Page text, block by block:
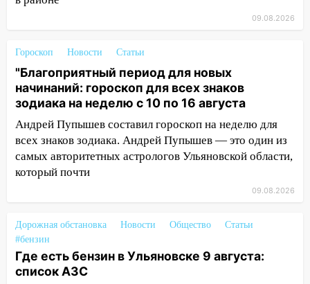
крупный град
12:11 Где есть бензин в Ульяновске 9
августа: список АЗС
11:55 Соцсети: светофор упал на
машину во время сильного ливня в
Ульяновске
11:00 В Ульяновской области люди в
10:13 Прокуратура подвела итоги
недели в Ульяновской области
09:18 Из-за ливня заблокировано
движение трамваев в Ульяновске
09.08.2026
Гороскоп Новости Статьи
"Благоприятный период для новых
начинаний: гороскоп для всех знаков
зодиака на неделю с 10 по 16 августа
Андрей Пупышев составил гороскоп на неделю для
всех знаков зодиака. Андрей Пупышев — это один из
самых авторитетных астрологов Ульяновской области,
который почти
09.08.2026
Дорожная обстановка Новости Общество
Статьи
#бензин
Где есть бензин в Ульяновске 9 августа:
список АЗС